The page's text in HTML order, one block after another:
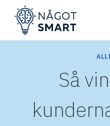
content
Så